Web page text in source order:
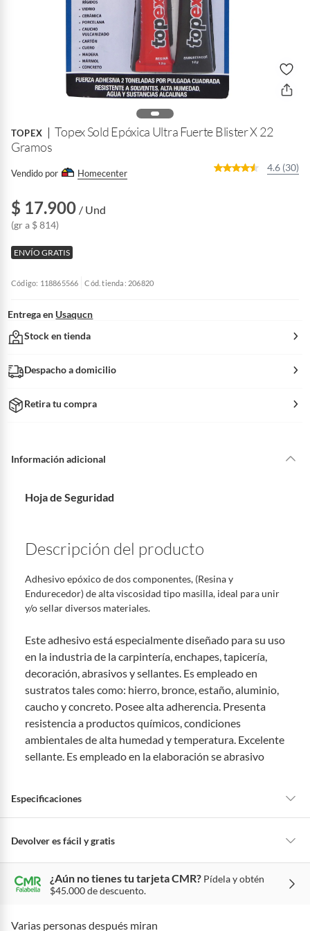
TOPEX
Topex Sold Epóxica Ultra Fuerte Blister X 22
Gramos
Vendido por Homecenter
4.6 (30)
$ 17.900 / Und
(gr a $ 814)
ENVÍO GRATIS
Código: 118865566 Cód. tienda: 206820
Entrega en Usaqucn
Stock en tienda
Despacho a domicilio
Retira tu compra
Información adicional
Hoja de Seguridad
Descripción del producto
Adhesivo epóxico de dos componentes, (Resina y
Endurecedor) de alta viscosidad tipo masilla, ideal para unir
y/o sellar diversos materiales.
Este adhesivo está especialmente diseñado para su uso
en la industria de la carpintería, enchapes, tapicería,
decoración, abrasivos y sellantes. Es empleado en
sustratos tales como: hierro, bronce, estaño, aluminio,
caucho y concreto. Posee alta adherencia. Presenta
resistencia a productos químicos, condiciones
ambientales de alta humedad y temperatura. Excelente
sellante. Es empleado en la elaboración se abrasivo
Especificaciones
Presentación
Rendimiento 1 mts x22gr
Peso del producto 0.03 kg
Devolver es fácil y gratis
Queremos que estés feliz con tu compra y que sientas nuestro respaldo
en todo momento. Por eso, como clientes cuentas con garantías y
derechos que puedes ejercer si necesitas hacer una devolución.
De conformidad con lo establecido en el artículo 47 de la Ley 1480 de
¿Aún no tienes tu tarjeta CMR? Pídela y obtén
$45.000 de descuento.
Varias personas después miran